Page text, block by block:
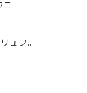
ニ
ュフ。